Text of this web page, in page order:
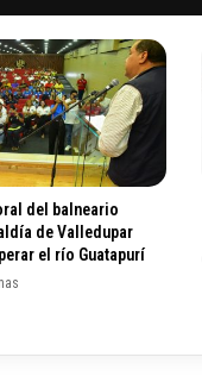
c
a
d
e
v
i
e
n
del balneario
de Valledupar
el río Guatapurí